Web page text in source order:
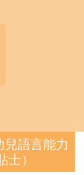
語言能力
）